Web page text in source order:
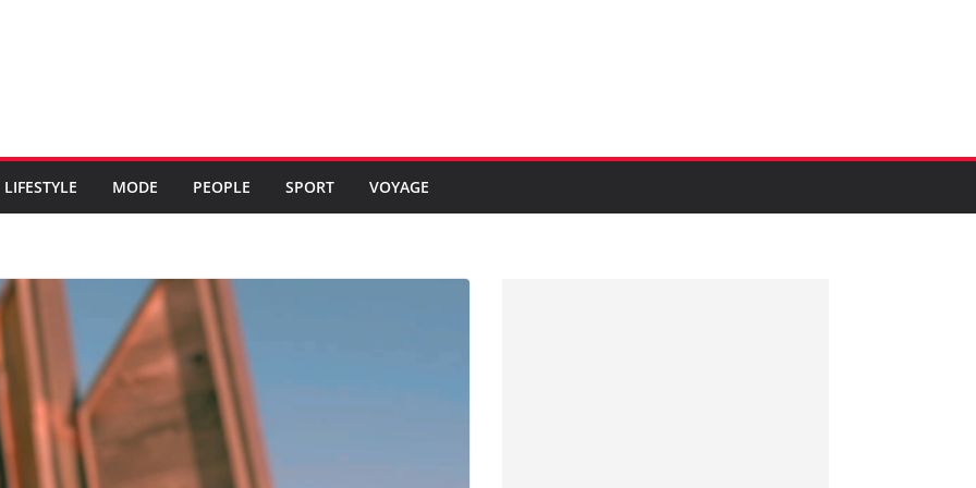
LIFESTYLE MODE PEOPLE SPORT VOYAGE